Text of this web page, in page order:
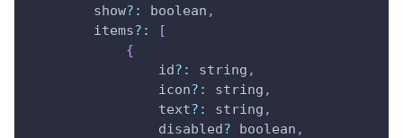
        show
? : boolean ,
        items
? :
[
{
                id
? : string ,
                icon
? : string ,
                text
? : string ,
                disabled
? boolean ,